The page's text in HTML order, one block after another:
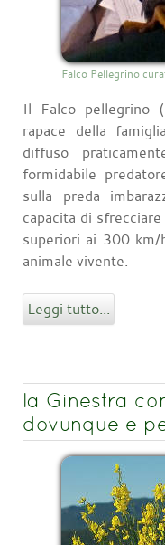
Falco Pellegrino
Il Falco pellegrino
rapace della
diffuso
formidabile
sulla preda
capacita di
superiori ai 300
animale vivente.
Leggi tutto...
la Ginestra
dovunque e